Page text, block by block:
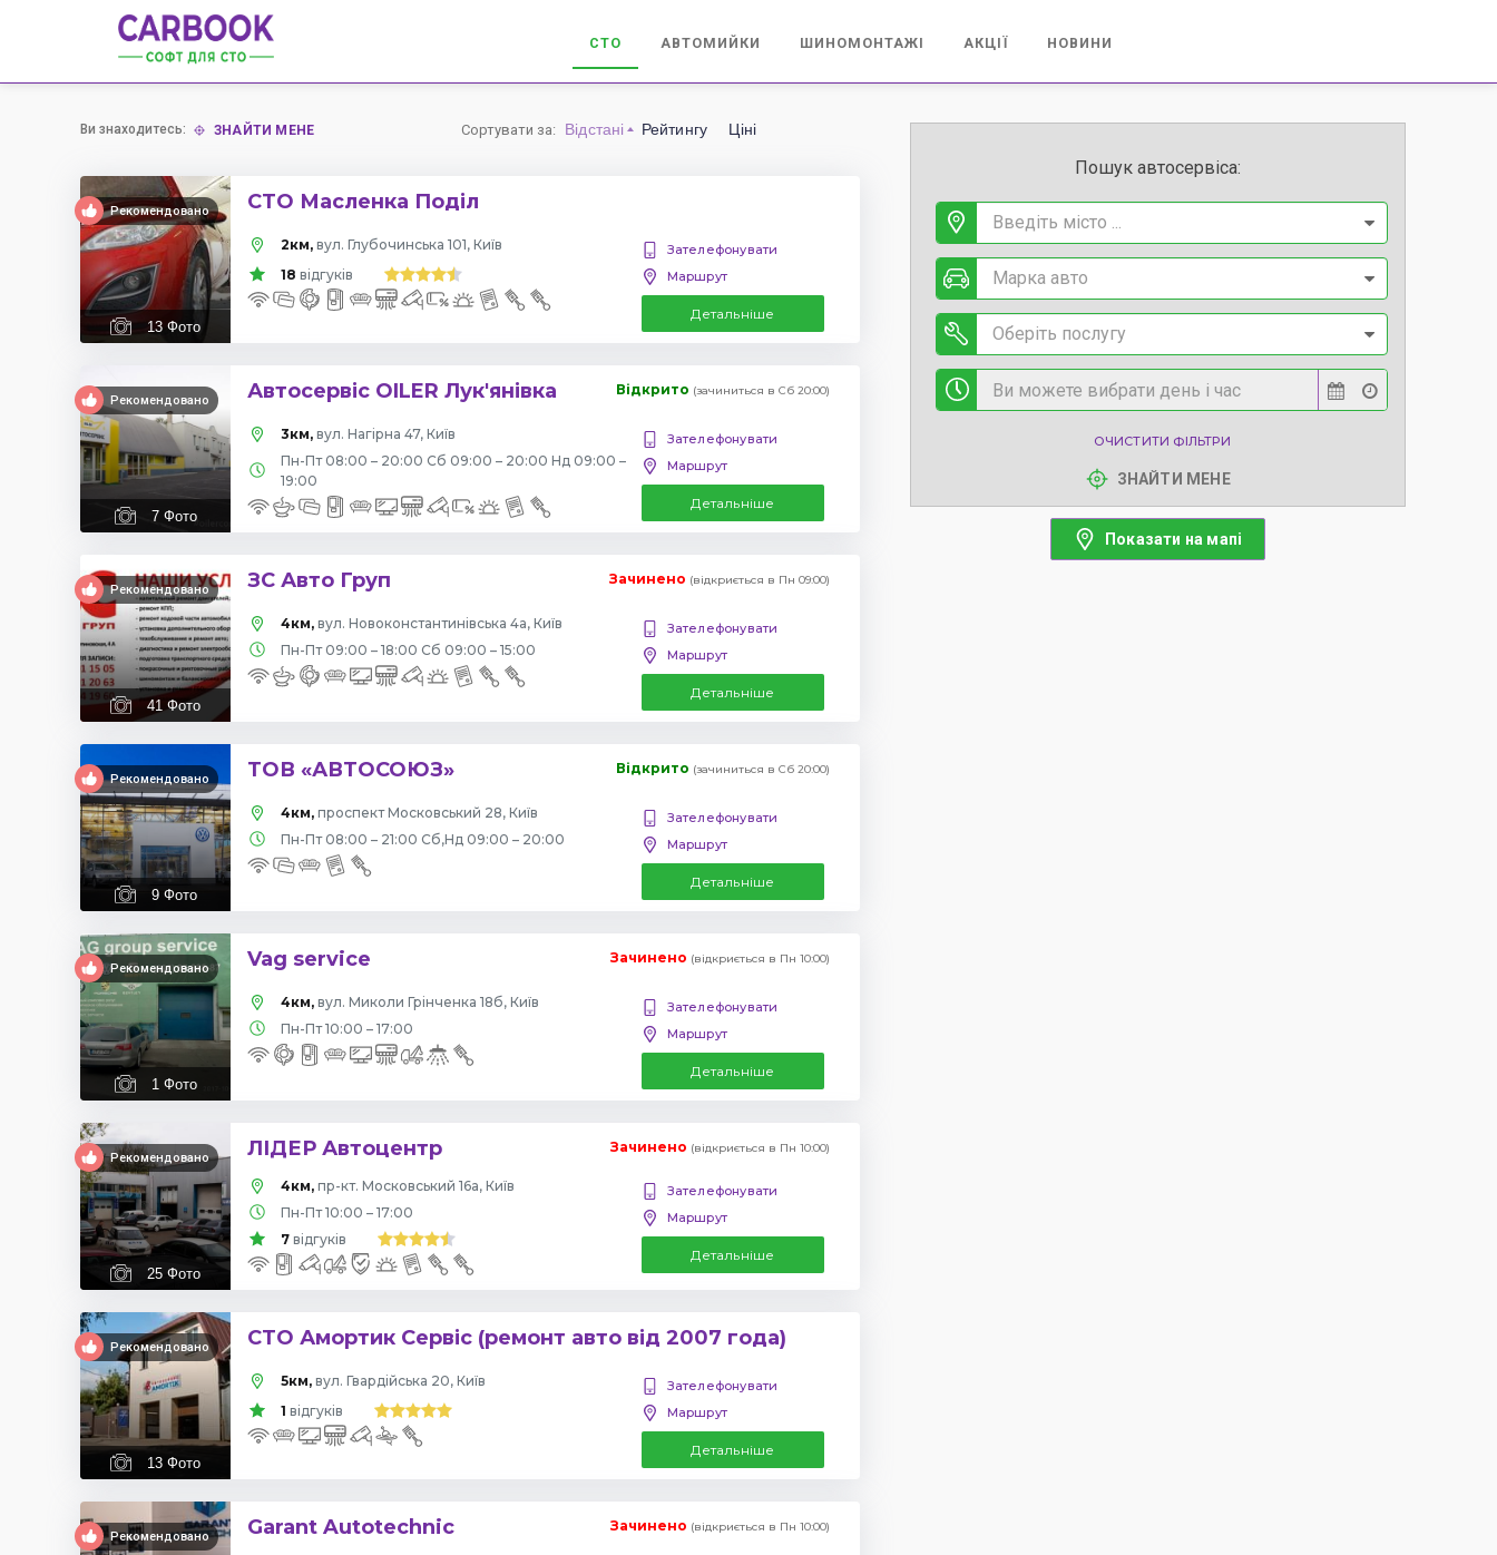
СТО АВТОМИЙКИ ШИНОМОНТАЖІ АКЦІЇ НОВИНИ
Ви знаходитесь: ЗНАЙТИ МЕНЕ Сортувати за: Відстані Рейтингу Ціні
Рекомендовано
13 Фото
СТО Масленка Поділ
2км, вул. Глубочинська 101, Київ
18 відгуків
Зателефонувати
Маршрут
Детальніше
Рекомендовано
7 Фото
Автосервіс OILER Лук'янівка Відкрито (зачиниться в Сб 20:00)
3км, вул. Нагірна 47, Київ
Пн-Пт 08:00 – 20:00 Сб 09:00 – 20:00 Нд 09:00 –
19:00
Зателефонувати
Маршрут
Детальніше
Рекомендовано
41 Фото
ЗС Авто Груп Зачинено (відкриється в Пн 09:00)
4км, вул. Новоконстантинівська 4а, Київ
Пн-Пт 09:00 – 18:00 Сб 09:00 – 15:00
Зателефонувати
Маршрут
Детальніше
Рекомендовано
9 Фото
ТОВ «АВТОСОЮЗ» Відкрито (зачиниться в Сб 20:00)
4км, проспект Московський 28, Київ
Пн-Пт 08:00 – 21:00 Сб,Нд 09:00 – 20:00
Зателефонувати
Маршрут
Детальніше
Рекомендовано
1 Фото
Vag service Зачинено (відкриється в Пн 10:00)
4км, вул. Миколи Грінченка 18б, Київ
Пн-Пт 10:00 – 17:00
Зателефонувати
Маршрут
Детальніше
Рекомендовано
25 Фото
ЛІДЕР Автоцентр Зачинено (відкриється в Пн 10:00)
4км, пр-кт. Московський 16а, Київ
Пн-Пт 10:00 – 17:00
7 відгуків
Зателефонувати
Маршрут
Детальніше
Рекомендовано
13 Фото
СТО Амортик Сервіс (ремонт авто від 2007 года)
5км, вул. Гвардійська 20, Київ
1 відгуків
Зателефонувати
Маршрут
Детальніше
Рекомендовано Garant Autotechnic Зачинено (відкриється в Пн 10:00)
Пошук автосервіса:
Введіть місто ...
Марка авто
Оберіть послугу
ОЧИСТИТИ ФІЛЬТРИ
ЗНАЙТИ МЕНЕ
Показати на мапі